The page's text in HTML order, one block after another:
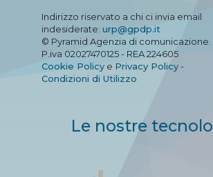
Indirizzo riservato a chi ci invia email
indesiderate: urp@gpdp.it
© Pyramid Agenzia di comunicazione.
P.iva 02027470125 - REA 224605
Cookie Policy e Privacy Policy-
Condizioni di Utilizzo
Le nostre